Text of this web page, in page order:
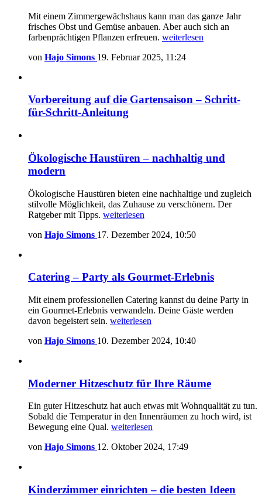
Mit einem Zimmergewächshaus kann man das ganze Jahr
frisches Obst und Gemüse anbauen. Aber auch sich an
farbenprächtigen Pflanzen erfreuen. weiterlesen
von Hajo Simons 19. Februar 2025, 11:24
Vorbereitung auf die Gartensaison – Schritt-
für-Schritt-Anleitung
Ökologische Haustüren – nachhaltig und
modern
Ökologische Haustüren bieten eine nachhaltige und zugleich
stilvolle Möglichkeit, das Zuhause zu verschönern. Der
Ratgeber mit Tipps. weiterlesen
von Hajo Simons 17. Dezember 2024, 10:50
Catering – Party als Gourmet-Erlebnis
Mit einem professionellen Catering kannst du deine Party in
ein Gourmet-Erlebnis verwandeln. Deine Gäste werden
davon begeistert sein. weiterlesen
von Hajo Simons 10. Dezember 2024, 10:40
Moderner Hitzeschutz für Ihre Räume
Ein guter Hitzeschutz hat auch etwas mit Wohnqualität zu tun.
Sobald die Temperatur in den Innenräumen zu hoch wird, ist
Bewegung eine Qual. weiterlesen
von Hajo Simons 12. Oktober 2024, 17:49
Kinderzimmer einrichten – die besten Ideen